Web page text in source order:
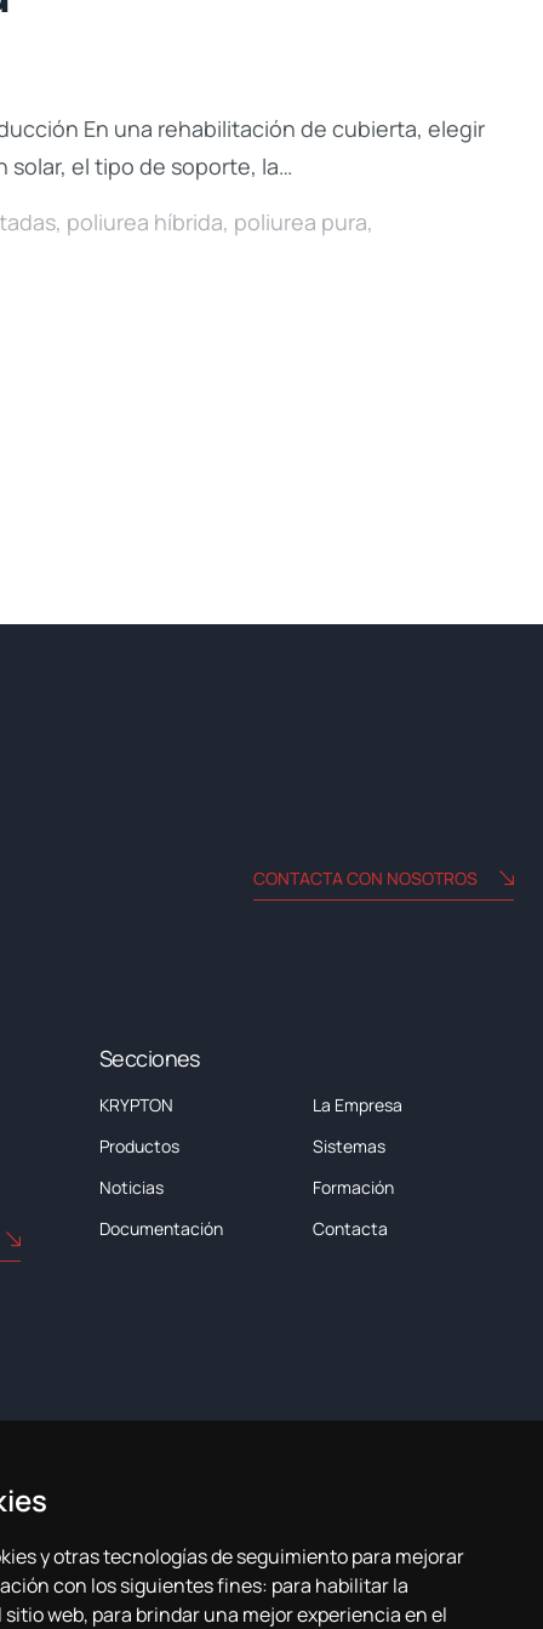
y otras tecnologías de seguimiento para mejorar
con los siguientes fines: para habilitar la
web, para brindar una mejor experiencia en el
En una rehabilitación de cubierta, elegir
solar, el tipo de soporte, la…
, poliurea híbrida, poliurea pura,
CONTACTA CON NOSOTROS
Secciones
KRYPTON
La Empresa
Productos
Sistemas
Noticias
Formación
Documentación
Contacta
privacidad Plan de igualdad